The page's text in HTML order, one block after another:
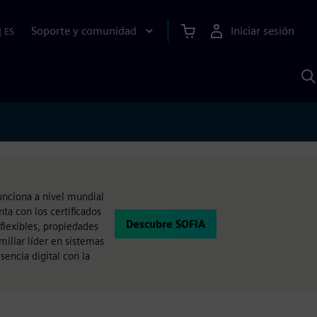
| ES Soporte y comunidad Iniciar sesión
a nivel mundial
con los certificados
propiedades
líder en sistemas
digital con la
Descubre SOFIA